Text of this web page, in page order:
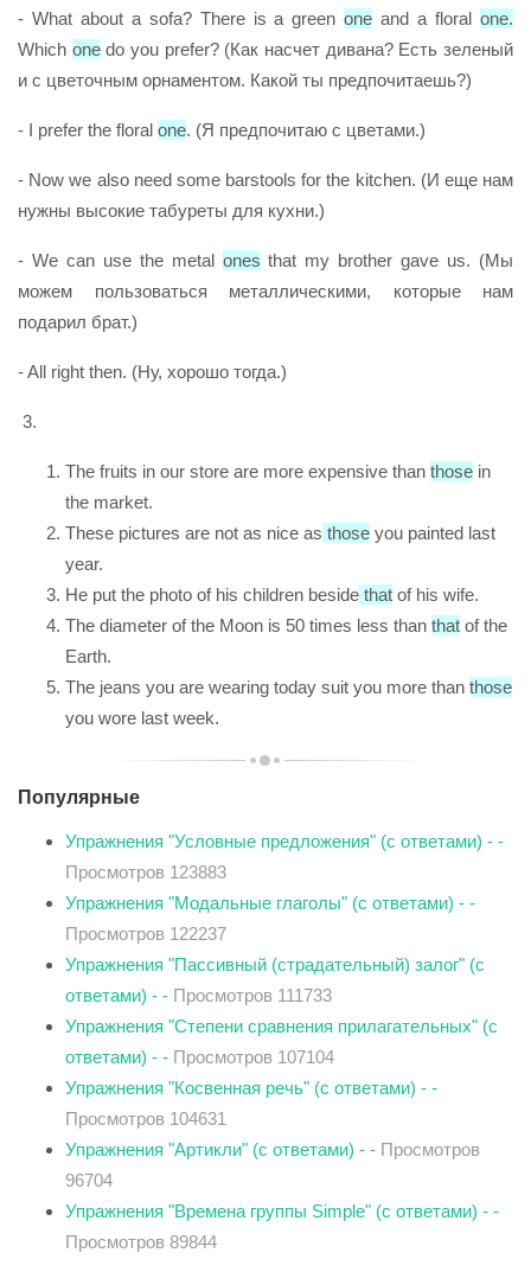
- What about a sofa? There is a greenone and a floralone.
Which onedo you prefer? (Как насчет дивана? Есть зеленый
и с цветочным орнаментом. Какой ты предпочитаешь?)
- I prefer the floral one. (Я предпочитаю с цветами.)
- Now we also need some barstools for the kitchen. (И еще нам
нужны высокие табуреты для кухни.)
- We can use the metal ones that my brother gave us. (Мы
можем пользоваться металлическими, которые нам
подарил брат.)
- All right then. (Ну, хорошо тогда.)
3.
The fruits in our store are more expensive than those in
the market.
These pictures are not as nice as those you painted last
year.
He put the photo of his children beside that of his wife.
The diameter of the Moon is 50 times less than that of the
Earth.
The jeans you are wearing today suit you more than those
you wore last week.
Популярные
Упражнения "Условные предложения" (с ответами) - -
Просмотров 123883
Упражнения "Модальные глаголы" (с ответами) - -
Просмотров 122237
Упражнения "Пассивный (страдательный) залог" (с
ответами) - - Просмотров 111733
Упражнения "Степени сравнения прилагательных" (с
ответами) - - Просмотров 107104
Упражнения "Косвенная речь" (с ответами) - -
Просмотров 104631
Упражнения "Артикли" (с ответами) - - Просмотров
96704
Упражнения "Времена группы Simple" (с ответами) - -
Просмотров 89844